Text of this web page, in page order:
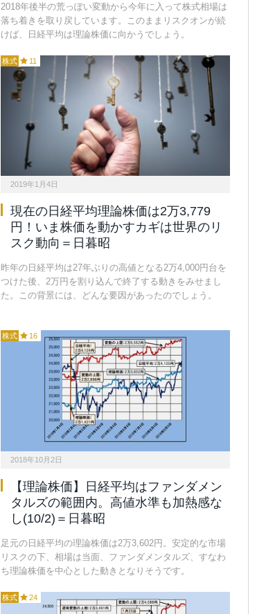
2018年後半の荒っぽい変動から今年に入って株式相場は
落ち着きを取り戻しています。このままリスクオンが続
けば、日経平均は理論株価に向かうでしょう。
株式 11
2019年1月4日
現在の日経平均理論株価は2万3,779
円！いま株価を動かすカギは世界のリ
スク動向＝日暮昭
昨年の日経平均は27年ぶりの高値となる2万4,000円台を
つけた後、2万円を割り込んで終了する動きをみせまし
た。この背景には、どんな要因があったのでしょう。
株式 16
2018年10月2日
【理論株価】日経平均はファンダメン
タルズの範囲内。高値水準も加熱感な
し(10/2)＝日暮昭
足元の日経平均の理論株価は2万3,602円。安定的な市場
リスクの下、相場は当面、ファンダメンタルズ、すなわ
ち理論株価を中心とした動きとなりそうです。
株式 24